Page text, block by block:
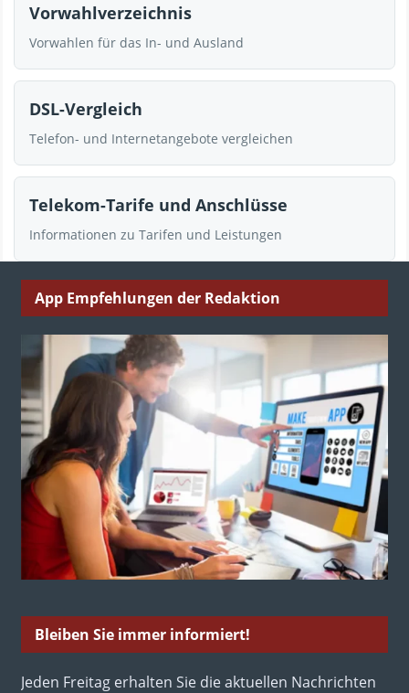
Vorwahlverzeichnis
Vorwahlen für das In- und Ausland
DSL-Vergleich
Telefon- und Internetangebote vergleichen
Telekom-Tarife und Anschlüsse
Informationen zu Tarifen und Leistungen
App Empfehlungen der Redaktion
Bleiben Sie immer informiert!
Jeden Freitag erhalten Sie die aktuellen Nachrichten